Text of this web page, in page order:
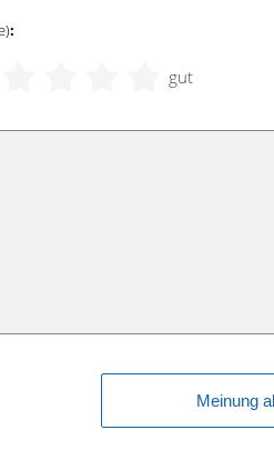
:
gut